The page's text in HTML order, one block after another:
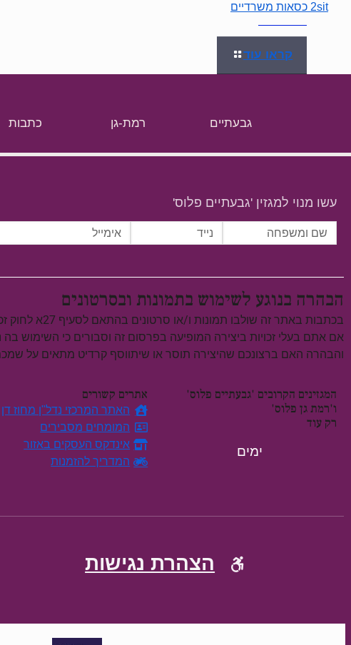
2sit כסאות משרדיים
קראו עוד
גבעתיים רמת-גן כתבות
עשו מנוי למגזין 'גבעתיים פלוס'
הבהרה בנוגע לשימוש בתמונות ובסרטונים
בכתבות באתר זה שולבו תמונות ו/או סרטונים בהתאם לסעיף 27א לחוק זכויות יוצרים, התשס"ח–2007.
אם אתם בעלי זכויות ביצירה המופיעה בפרסום זה וסבורים כי השימוש
והבהרה האם ברצונכם שהיצירה תוסר או שיתווסף קרדיט מתאים על
המגזינים הקרובים 'גבעתיים פלוס'
ו'רמת גן פלוס'
רק עוד
ימים
אתרים קשורים
האתר המרכזי נדל"ן מחוז דן
המומחים מסבירים
אינדקס העסקים באזור
המדריך להזמנות
הצהרת נגישות